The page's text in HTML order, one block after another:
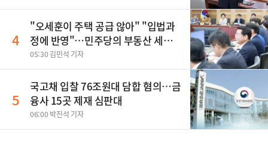
4
"오세훈이 주택 공급 않아" "입법과
정에 반영"…민주당의 부동산 세제
개편 해법은
05:30 김민석 기자
5
국고채 입찰 76조원대 담합 혐의…금
융사 15곳 제재 심판대
06:00 박진석 기자